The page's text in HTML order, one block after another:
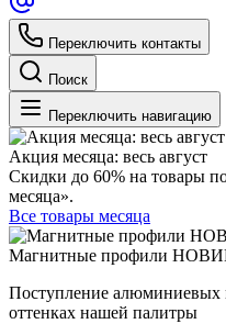
Переключить контакты
Поиск
Переключить навигацию
Акция месяца: весь август
Скидки до 60% на товары
месяца».
Все товары месяца
Магнитные профили
Поступление алюминиевых
оттенках нашей палитры